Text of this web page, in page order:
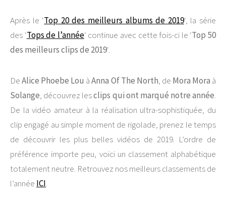
Après le ‘Top 20 des meilleurs albums de 2019‘, la série
des ‘Tops de l’année‘ continue avec cette fois-ci le ‘Top 50
des meilleurs clips de 2019‘.
DeAlice Phoebe Lou àAnna Of The North, de Mora Mora à
Solange, découvrez lesclips qui ont marqué notre année.
De la vidéo amateur à la réalisation ultra-sophistiquée, du
clip engagé au simple moment de rigolade, prenez le temps
de découvrir les plus belles vidéos de 2019. L’ordre de
préférence importe peu, voici un classement alphabétique
totalement neutre. Retrouvez nos meilleurs classements de
l’année ICI.